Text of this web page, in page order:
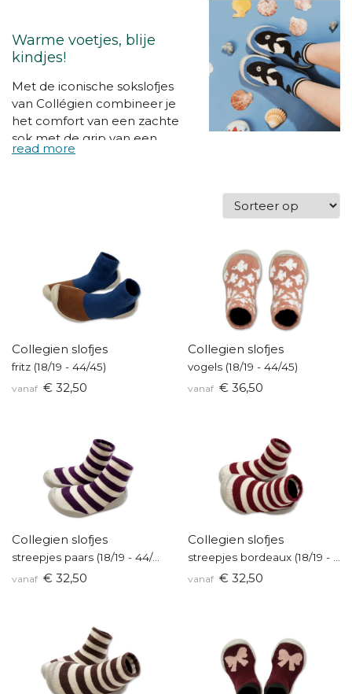
Warme voetjes, blije
kindjes!
Met de iconische sokslofjes
van Collégien combineer je
het comfort van een zachte
sok met de grip van een
pantoffel. Ideaal voor thuis, op
bij kinderen én ouders. Ze
worden met veel
vakmanschap gemaakt in
Frankrijk. Bovendien zijn ze
verkrijgbaar voor het hele
gezin én machinewasbaar op
30°!
Collegien slofjes
fritz (18/19 - 44/45)
vanaf € 32,50
Collegien slofjes
vogels (18/19 - 44/45)
vanaf € 36,50
Collegien slofjes
streepjes paars (18/19 - 44/45)
vanaf € 32,50
Collegien slofjes
vanaf € 32,50